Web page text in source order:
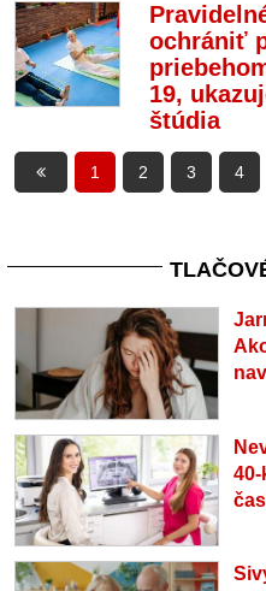
ochrániť
19,
štúdia
1 2 3 4